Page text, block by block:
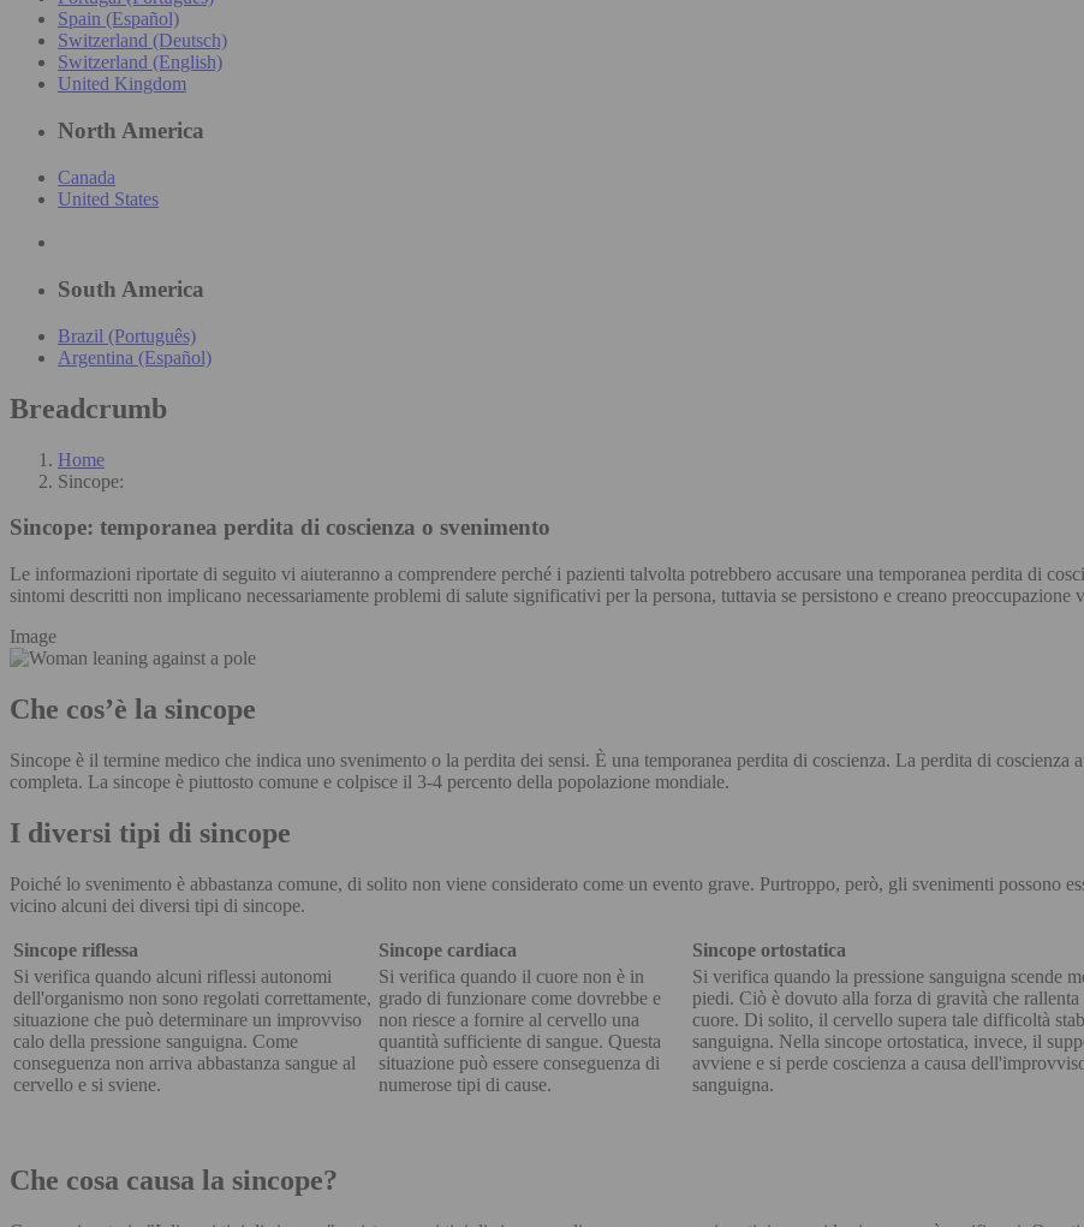
Spain (Español)
Switzerland (Deutsch)
Switzerland (English)
United Kingdom
North America
Canada
United States
South America
Brazil (Português)
Argentina (Español)
Breadcrumb
Home
Sincope:
Sincope: temporanea perdita di coscienza o svenimento
Le informazioni riportate di seguito vi aiuteranno a comprendere perché i pazienti talvolta potrebbero accusare una temporanea perdita di
sintomi descritti non implicano necessariamente problemi di salute significativi per la persona, tuttavia se persistono e creano
Image
Che cos’è la sincope
Sincope è il termine medico che indica uno svenimento o la perdita dei sensi. È una temporanea perdita di coscienza. La perdita di
completa. La sincope è piuttosto comune e colpisce il 3-4 percento della popolazione mondiale.
I diversi tipi di sincope
Poiché lo svenimento è abbastanza comune, di solito non viene considerato come un evento grave. Purtroppo, però, gli svenimenti possono
vicino alcuni dei diversi tipi di sincope.
Sincope riflessa Sincope cardiaca Sincope ortostatica
Si verifica quando alcuni riflessi autonomi
dell'organismo non sono regolati correttamente,
situazione che può determinare un improvviso
calo della pressione sanguigna. Come
conseguenza non arriva abbastanza sangue al
cervello e si sviene.
Si verifica quando il cuore non è in
grado di funzionare come dovrebbe e
non riesce a fornire al cervello una
quantità sufficiente di sangue. Questa
situazione può essere conseguenza di
numerose tipi di cause.
Si verifica quando la pressione sanguigna scende
piedi. Ciò è dovuto alla forza di gravità che
cuore. Di solito, il cervello supera tale difficoltà
sanguigna. Nella sincope ortostatica, invece, il
avviene e si perde coscienza a causa
sanguigna.
Che cosa causa la sincope?